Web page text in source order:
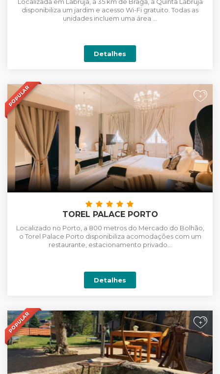
disponibiliza um jardim e acesso Wi-Fi gratuito. Todas as
unidades incluem uma área ...
Detalhes
POPULAR +
TOREL PALACE PORTO
Localizado no Porto, a 800 metros do Mercado do Bolhão,
o Torel Palace Porto disponibiliza acomodações com um
restaurante, estacionamento privado...
Detalhes
POPULAR +